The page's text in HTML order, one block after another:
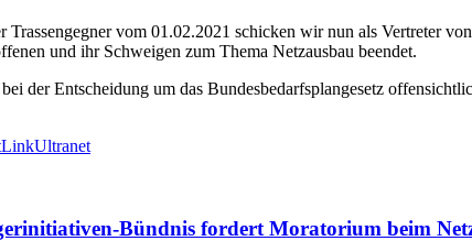
Tras­sen­geg­ner vom 01.02.2021 schi­cken wir nun als Ver­tre­ter
und ihr Schwei­gen zum The­ma Netz­aus­bau beendet.
der Ent­schei­dung um das Bun­des­be­darfs­plan­ge­setz
Ultranet
Bünd­nis for­dert Mora­to­ri­um beim